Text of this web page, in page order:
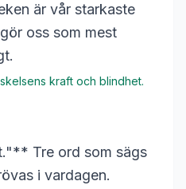
är vår starkaste
oss som mest
kraft och blindhet.
Tre ord som sägs
i vardagen.